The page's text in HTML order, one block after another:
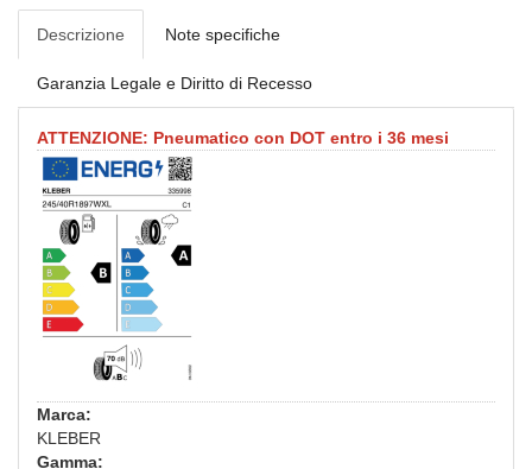
Descrizione Note specifiche
Garanzia Legale e Diritto di Recesso
ATTENZIONE: Pneumatico con DOT entro i 36 mesi
Marca:
KLEBER
Gamma: